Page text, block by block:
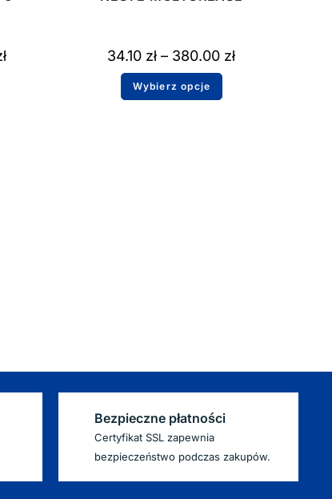
34.10 zł – 380.00 zł
Wybierz opcje
Bezpieczne płatności
Certyfikat SSL zapewnia
bezpieczeństwo podczas zakupów.